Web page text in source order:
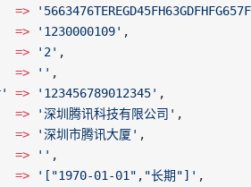
=>
=>
'1230000109' ,
=>
'2' ,
=>
'' ,
=> '123456789012345' ,
=>
'深圳腾讯科技有限公司' ,
=>
'深圳市腾讯大厦' ,
=>
'' ,
=>
'["1970-01-01","长期"]' ,